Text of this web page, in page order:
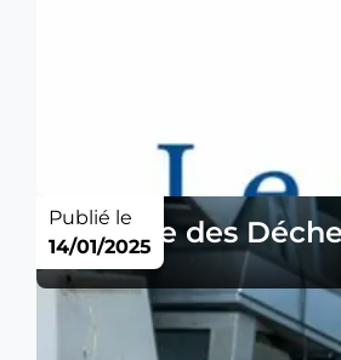
Collecte des
Publié le
14/01/2025